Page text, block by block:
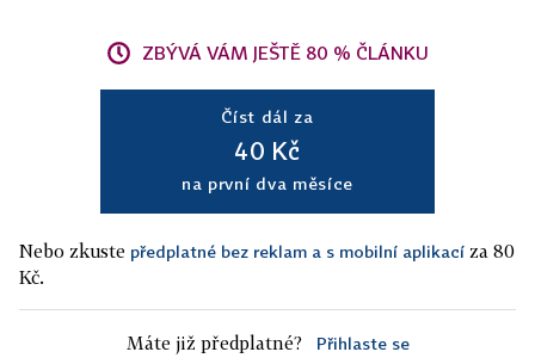
ZBÝVÁ VÁM JEŠTĚ 80 % ČLÁNKU
Číst dál za
40 Kč
na první dva měsíce
Nebo zkuste předplatné bez reklam a s mobilní aplikací za 80
Kč.
Máte již předplatné? Přihlaste se